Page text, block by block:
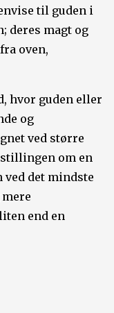
til guden i
deres magt og
oven,
hvor guden eller
og
ved større
om en
det mindste
end en